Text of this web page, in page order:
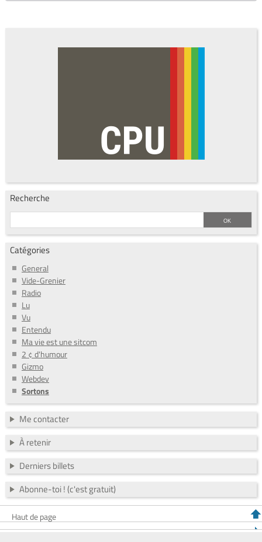
Recherche
Catégories
General
Vide-Grenier
Radio
Lu
Vu
Entendu
Ma vie est une sitcom
2 ¢ d'humour
Gizmo
Webdev
Sortons
Me contacter
À retenir
Derniers billets
Abonne-toi ! (c'est gratuit)
Haut de page